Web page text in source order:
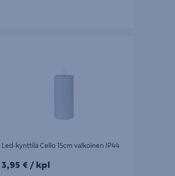
Led-kynttilä Cello 15cm valkoinen IP44
3,95€/kpl
3,95 € / kpl